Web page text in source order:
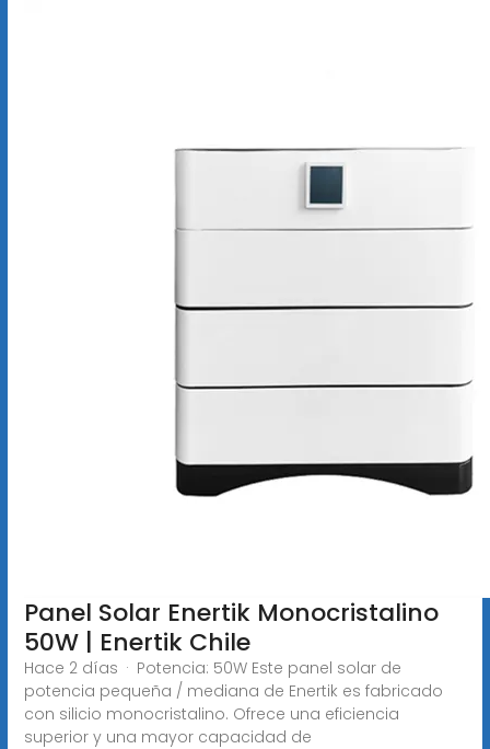
Panel Solar Enertik Monocristalino
50W | Enertik Chile
Hace 2 días · Potencia: 50W Este panel solar de
potencia pequeña / mediana de Enertik es fabricado
con silicio monocristalino. Ofrece una eficiencia
superior y una mayor capacidad de